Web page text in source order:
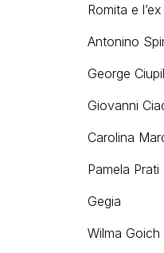
Romita e
Antonino
George
Giovanni
Carolina
Pamela Prati
Gegia
Wilma Goich